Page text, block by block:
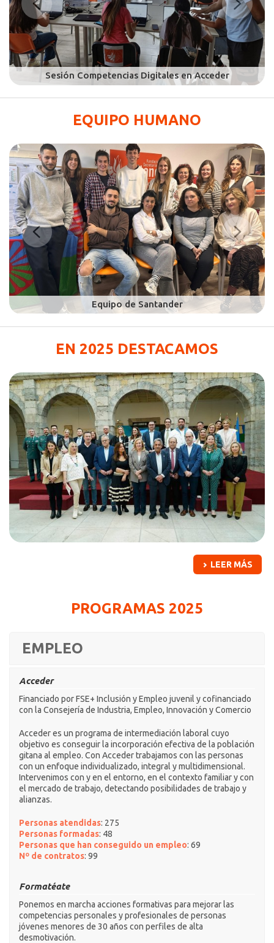
EQUIPO HUMANO
EN 2025 DESTACAMOS
LEER MÁS
PROGRAMAS 2025
EMPLEO
Acceder
Financiado por FSE+ Inclusión y Empleo juvenil y cofinanciado
con la Consejería de Industria, Empleo, Innovación y Comercio
Acceder es un programa de intermediación laboral cuyo
objetivo es conseguir la incorporación efectiva de la población
gitana al empleo. Con Acceder trabajamos con las personas
con un enfoque individualizado, integral y multidimensional.
Intervenimos con y en el entorno, en el contexto familiar y con
el mercado de trabajo, detectando posibilidades de trabajo y
alianzas.
Personas atendidas: 275
Personas formadas: 48
Personas que han conseguido un empleo: 69
Nº de contratos: 99
Formatéate
Ponemos en marcha acciones formativas para mejorar las
competencias personales y profesionales de personas
jóvenes menores de 30 años con perfiles de alta
desmotivación.